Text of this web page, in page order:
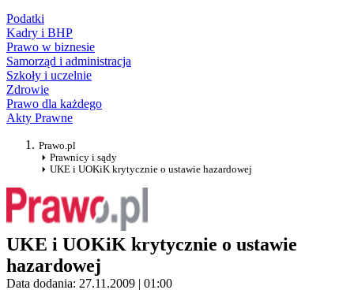
Podatki
Kadry i BHP
Prawo w biznesie
Samorząd i administracja
Szkoły i uczelnie
Zdrowie
Prawo dla każdego
Akty Prawne
Prawo.pl
Prawnicy i sądy
UKE i UOKiK krytycznie o ustawie hazardowej
UKE i UOKiK krytycznie o ustawie
hazardowej
Data dodania: 27.11.2009 | 01:00